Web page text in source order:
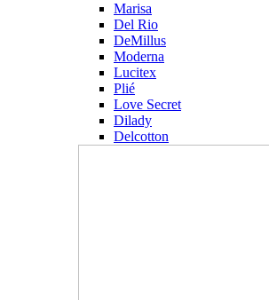
Marisa
Del Rio
DeMillus
Moderna
Lucitex
Plié
Love Secret
Dilady
Delcotton